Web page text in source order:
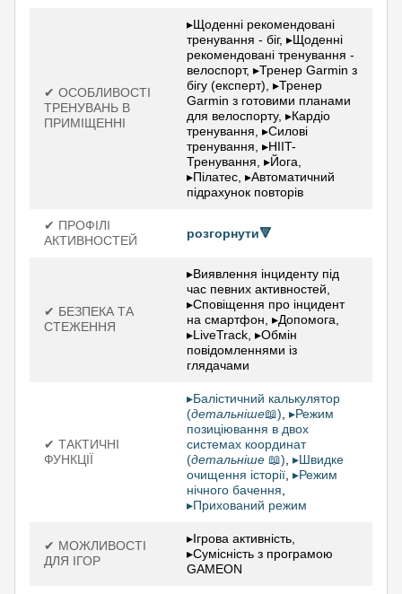
✔ ОСОБЛИВОСТІ
ТРЕНУВАНЬ В
ПРИМІЩЕННІ
▸Щоденні рекомендовані
тренування - біг, ▸Щоденні
рекомендовані тренування -
велоспорт, ▸Тренер Garmin з
бігу (експерт), ▸Тренер
Garmin з готовими планами
для велоспорту, ▸Кардіо
тренування, ▸Силові
тренування, ▸HIIT-
Тренування, ▸Йога,
▸Пілатес, ▸Автоматичний
підрахунок повторів
✔ ПРОФІЛІ
АКТИВНОСТЕЙ
розгорнути🔻
✔ БЕЗПЕКА ТА
СТЕЖЕННЯ
▸Виявлення інциденту під
час певних активностей,
▸Сповіщення про інцидент
на смартфон, ▸Допомога,
▸LiveTrack, ▸Обмін
повідомленнями із
глядачами
✔ ТАКТИЧНІ
ФУНКЦІЇ
▸Балістичний калькулятор
(детальніше📖), ▸Режим
позиціювання в двох
системах координат
(детальніше 📖), ▸Швидке
очищення історії, ▸Режим
нічного бачення,
▸Прихований режим
✔ МОЖЛИВОСТІ
ДЛЯ ІГОР
▸Ігрова активність,
▸Сумісність з програмою
GAMEON